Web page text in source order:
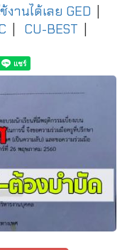
งานได้เลย GED
CU-BEST